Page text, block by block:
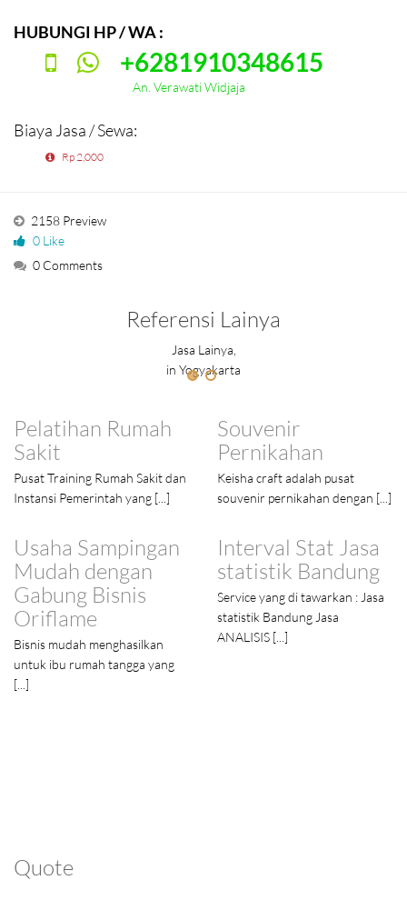
HUBUNGI HP / WA :
+6281910348615
An. Verawati Widjaja
Biaya Jasa / Sewa:
Rp 2,000
2158 Preview
0 Like
0 Comments
Referensi Lainya
Jasa Lainya,
in Yogyakarta
Pelatihan Rumah
Sakit
Pusat Training Rumah Sakit dan
Instansi Pemerintah yang [...]
Souvenir
Pernikahan
Keisha craft adalah pusat
souvenir pernikahan dengan [...]
Usaha Sampingan
Mudah dengan
Gabung Bisnis
Oriflame
Bisnis mudah menghasilkan
untuk ibu rumah tangga yang
[...]
Interval Stat Jasa
statistik Bandung
Service yang di tawarkan : Jasa
statistik Bandung Jasa
ANALISIS [...]
Quote